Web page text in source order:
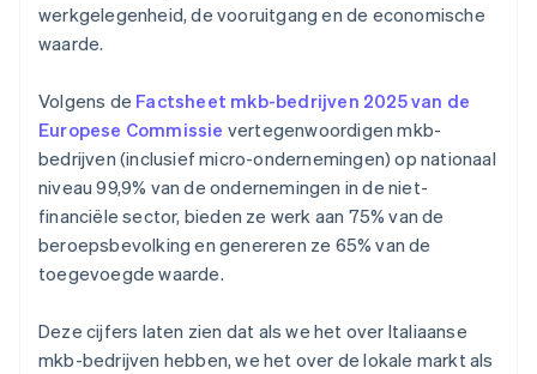
werkgelegenheid, de vooruitgang en de economische
waarde.
Volgens de Factsheet mkb-bedrijven 2025 van de
Europese Commissie vertegenwoordigen mkb-
bedrijven (inclusief micro-ondernemingen) op nationaal
niveau 99,9% van de ondernemingen in de niet-
financiële sector, bieden ze werk aan 75% van de
beroepsbevolking en genereren ze 65% van de
toegevoegde waarde.
Deze cijfers laten zien dat als we het over Italiaanse
mkb-bedrijven hebben, we het over de lokale markt als